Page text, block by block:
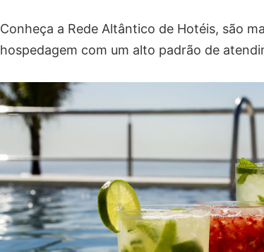
Conheça a Rede Altântico de Hotéis, são
hospedagem com um alto padrão de